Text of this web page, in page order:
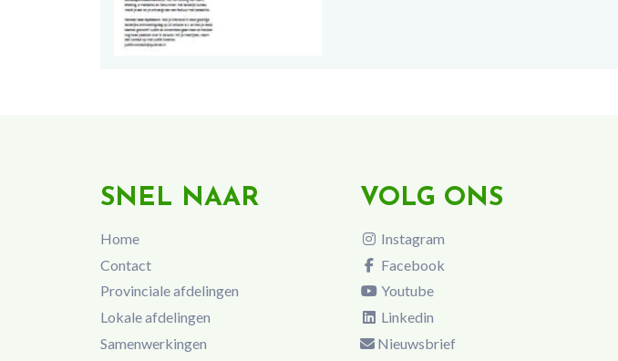
SNEL NAAR
Home
Contact
Provinciale afdelingen
Lokale afdelingen
Samenwerkingen
VOLG ONS
Instagram
Facebook
Youtube
Linkedin
Nieuwsbrief